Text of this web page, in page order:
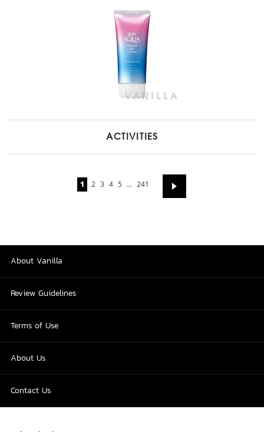
ACTIVITIES
1 2 3 4 5 ... 241
About Vanilla
Review Guidelines
Terms of Use
About Us
Contact Us